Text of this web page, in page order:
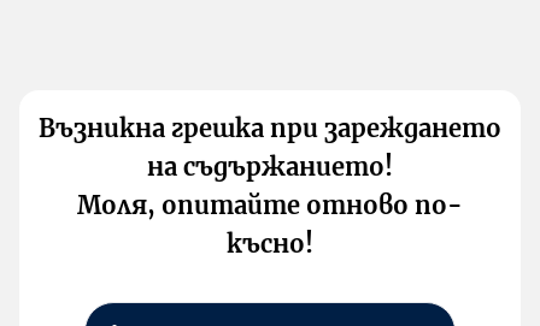
Възникна грешка при зареждането
на съдържанието!
Моля, опитайте отново по-
късно!